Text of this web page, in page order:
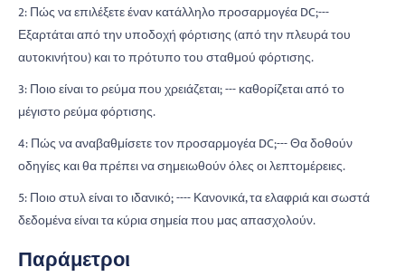
2: Πώς να επιλέξετε έναν κατάλληλο προσαρμογέα DC;---
Εξαρτάται από την υποδοχή φόρτισης (από την πλευρά του
αυτοκινήτου) και το πρότυπο του σταθμού φόρτισης.
3: Ποιο είναι το ρεύμα που χρειάζεται; --- καθορίζεται από το
μέγιστο ρεύμα φόρτισης.
4: Πώς να αναβαθμίσετε τον προσαρμογέα DC;--- Θα δοθούν
οδηγίες και θα πρέπει να σημειωθούν όλες οι λεπτομέρειες.
5: Ποιο στυλ είναι το ιδανικό; ---- Κανονικά, τα ελαφριά και σωστά
δεδομένα είναι τα κύρια σημεία που μας απασχολούν.
Παράμετροι